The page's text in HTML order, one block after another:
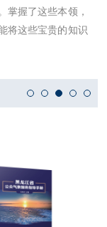
掌握了这些本领，
将这些宝贵的知识